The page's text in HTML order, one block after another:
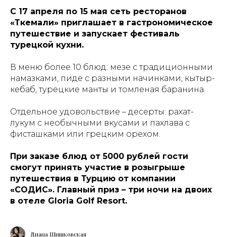
С 17 апреля по 15 мая сеть ресторанов
«Ткемали» приглашает в гастрономическое
путешествие и запускает фестиваль
турецкой кухни.
В меню более 10 блюд: мезе с традиционными
намазками, пиде с разными начинками, кытыр-
кебаб, турецкие манты и томленая баранина.
Отдельное удовольствие – десерты: рахат-
лукум с необычными вкусами и пахлава с
фисташками или грецким орехом.
При заказе блюд от 5000 рублей гости
смогут принять участие в розыгрыше
путешествия в Турцию от компании
«СОДИС». Главный приз – три ночи на двоих
в отеле Gloria Golf Resort.
Диана Шишковская